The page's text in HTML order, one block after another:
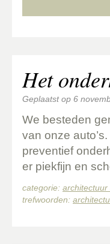
Het
Geplaatst op 6
We besteden
van onze
preventief
er piekfijn en
categorie: architectuur
trefwoorden: